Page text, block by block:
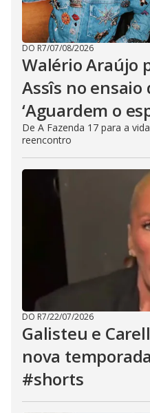
DO R7/07/08/2026
Walério Araújo
Assîs no ensaio
‘Aguardem o
De A Fazenda 17 para a
reencontro
DO R7/22/07/2026
Galisteu e
nova
#shorts